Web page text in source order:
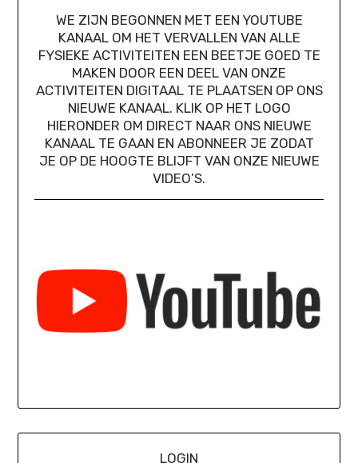
WE ZIJN BEGONNEN MET EEN YOUTUBE
KANAAL OM HET VERVALLEN VAN ALLE
FYSIEKE ACTIVITEITEN EEN BEETJE GOED TE
MAKEN DOOR EEN DEEL VAN ONZE
ACTIVITEITEN DIGITAAL TE PLAATSEN OP ONS
NIEUWE KANAAL. KLIK OP HET LOGO
HIERONDER OM DIRECT NAAR ONS NIEUWE
KANAAL TE GAAN EN ABONNEER JE ZODAT
JE OP DE HOOGTE BLIJFT VAN ONZE NIEUWE
VIDEO’S.
LOGIN